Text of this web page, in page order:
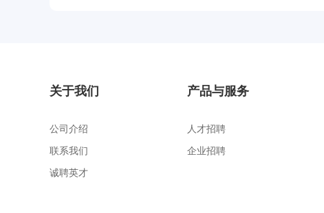
关于我们
公司介绍
联系我们
诚聘英才
产品与服务
人才招聘
企业招聘